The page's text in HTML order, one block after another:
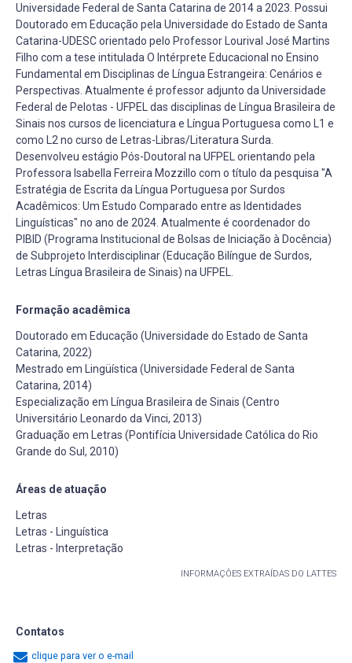
Universidade Federal de Santa Catarina de 2014 a 2023. Possui
Doutorado em Educação pela Universidade do Estado de Santa
Catarina-UDESC orientado pelo Professor Lourival José Martins
Filho com a tese intitulada O Intérprete Educacional no Ensino
Fundamental em Disciplinas de Língua Estrangeira: Cenários e
Perspectivas. Atualmente é professor adjunto da Universidade
Federal de Pelotas - UFPEL das disciplinas de Língua Brasileira de
Sinais nos cursos de licenciatura e Língua Portuguesa como L1 e
como L2 no curso de Letras-Libras/Literatura Surda.
Desenvolveu estágio Pós-Doutoral na UFPEL orientando pela
Professora Isabella Ferreira Mozzillo com o título da pesquisa "A
Estratégia de Escrita da Língua Portuguesa por Surdos
Acadêmicos: Um Estudo Comparado entre as Identidades
Linguísticas" no ano de 2024. Atualmente é coordenador do
PIBID (Programa Institucional de Bolsas de Iniciação à Docência)
de Subprojeto Interdisciplinar (Educação Bilíngue de Surdos,
Letras Língua Brasileira de Sinais) na UFPEL.
Formação acadêmica
Doutorado em Educação (Universidade do Estado de Santa
Catarina, 2022)
Mestrado em Lingüística (Universidade Federal de Santa
Catarina, 2014)
Especialização em Língua Brasileira de Sinais (Centro
Universitário Leonardo da Vinci, 2013)
Graduação em Letras (Pontifícia Universidade Católica do Rio
Grande do Sul, 2010)
Áreas de atuação
Letras
Letras - Linguística
Letras - Interpretação
INFORMAÇÕES EXTRAÍDAS DO LATTES
Contatos
clique para ver o e-mail